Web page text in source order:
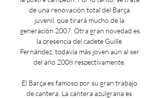
de una renovación total del Barça
juvenil, que tirará mucho de la
generación 2007. Otra gran novedad es
la presencia del cadete Guille
Fernández, todavía más joven aún al ser
del año 2008 respectivamente.
El Barça es famoso por su gran trabajo
de cantera. La cantera azulgrana es